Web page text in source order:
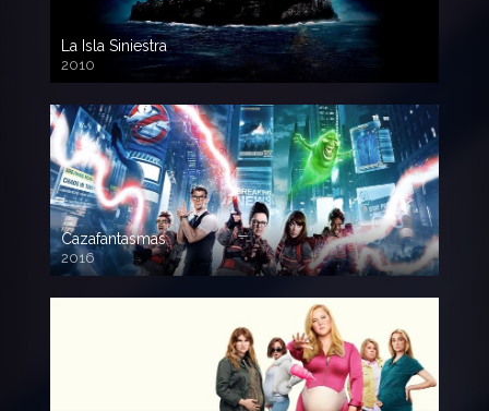
La Isla Siniestra
2010
720p HD
Cazafantasmas
2016
720p HD